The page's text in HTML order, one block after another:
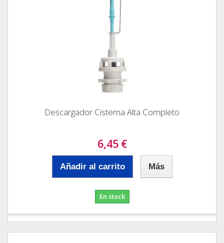
Descargador Cisterna Alta Completo
6,45 €
Añadir al carrito Más
En stock